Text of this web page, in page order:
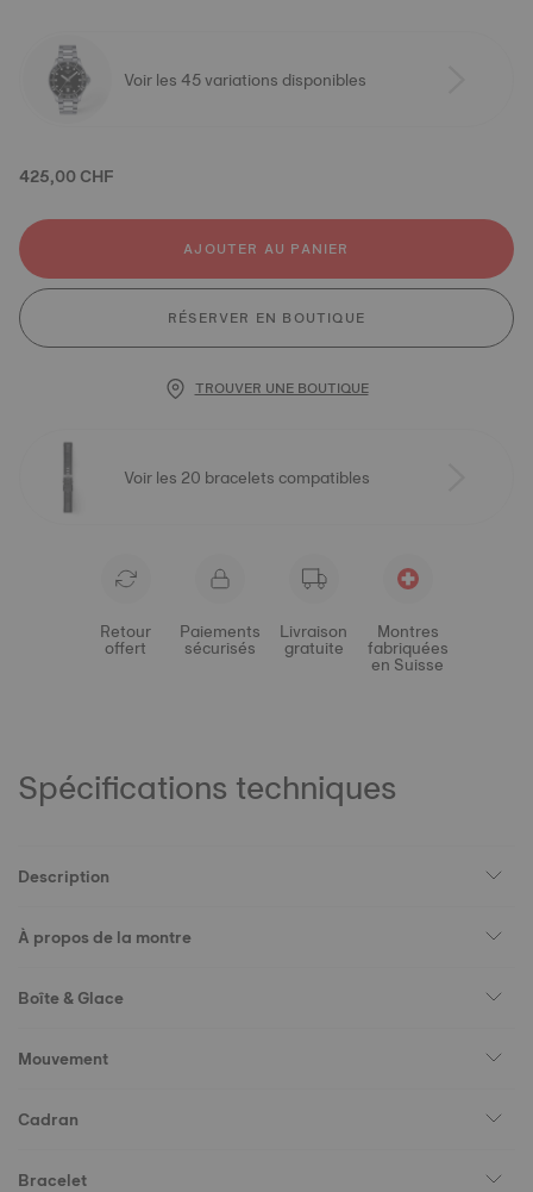
Voir les 45 variations disponibles
425,00 CHF
AJOUTER AU PANIER
RÉSERVER EN BOUTIQUE
TROUVER UNE BOUTIQUE
Voir les 20 bracelets compatibles
Retour
offert
Paiements
sécurisés
Livraison
gratuite
Montres
fabriquées
en Suisse
Spécifications techniques
Description
À propos de la montre
Boîte & Glace
Mouvement
Cadran
Bracelet